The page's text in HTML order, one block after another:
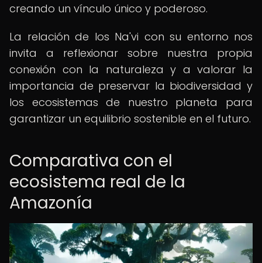
creando un vínculo único y poderoso.
La relación de los Na'vi con su entorno nos
invita a reflexionar sobre nuestra propia
conexión con la naturaleza y a valorar la
importancia de preservar la biodiversidad y
los ecosistemas de nuestro planeta para
garantizar un equilibrio sostenible en el futuro.
Comparativa con el
ecosistema real de la
Amazonía